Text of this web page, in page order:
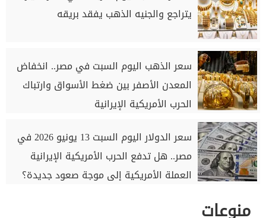
يتراجع والجنيه الذهب يفقد بريقه
سعر الذهب اليوم السبت في مصر.. انخفاض
المعدن الأصفر بين ضغط الأسواق وارتباك
الحرب الأمريكية الإيرانية
سعر الدولار اليوم السبت 13 يونيو 2026 في
مصر.. هل تدفع الحرب الأمريكية الإيرانية
العملة الأمريكية إلى موجة صعود جديدة؟
منوعات